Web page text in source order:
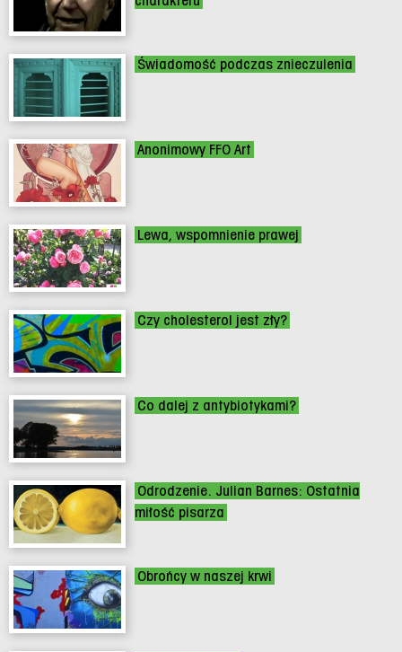
Świadomość podczas znieczulenia
Anonimowy FFO Art
Lewa, wspomnienie prawej
Czy cholesterol jest zły?
Co dalej z antybiotykami?
Odrodzenie. Julian Barnes: Ostatnia
miłość pisarza
Obrońcy w naszej krwi